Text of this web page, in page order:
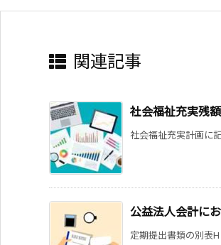
関連記事
社会福祉充実残
社会福祉充実計画に
公益法人会計に
定期提出書類の別表